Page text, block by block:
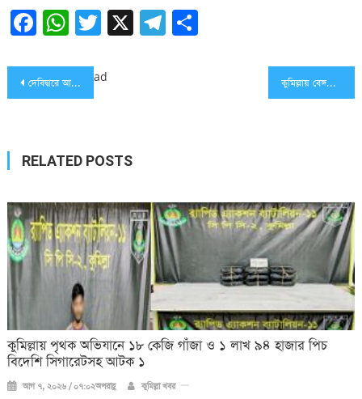
Facebook
WhatsApp
Twitter
X Telegram
Share
Post
দেবিদ্বারে আওয়ামী যুবলীগের ৪৭তম প্রতিষ্ঠাবার্ষিকী উদযাপন কুমিল্লায় বেঙ্গল সিমেন্টের আয়োজনে ‘শিল্পীরাজ সম্মেলন’ অনুষ্ঠিত
ad
RELATED POSTS
কুমিল্লায় পৃথক অভিযানে ১৮ কেজি গাঁজা ও ১ লাখ ৯৪ হাজার পিচ
বিদেশি সিগারেটসহ আটক ১
আগ ৭, ২০২৬ / ০৭:০২অপরাহ্ণ কুমিল্লা খবর